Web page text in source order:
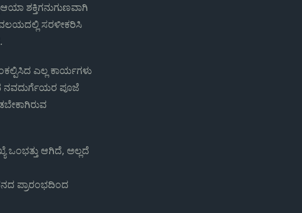
ಶಕ್ತಿಗನುಗುಣವಾಗಿ
ಸರಳೀಕರಿಸಿ
ಎಲ್ಲ ಕಾರ್ಯಗಳು
ನವದುರ್ಗೆಯರ ಪೂಜೆ
ಒಂಭತ್ತು ಆಗಿದೆ, ಅಲ್ಲದೆ
ಪ್ರಾರಂಭದಿಂದ